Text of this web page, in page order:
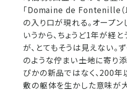
「Domaine de Fontenille（
の入り口が現れる。オープ
いうから、ちょうど1年が経
が、とてもそうは見えない。
のような佇まい――土地に寄り
ぴかの新品ではなく、200
敷の躯体を生かした意味が